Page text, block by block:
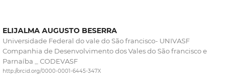
ELIJALMA AUGUSTO BESERRA
Universidade Federal do vale do São francisco- UNIVASF
Companhia de Desenvolvimento dos Vales do São francisco e
Parnaíba _ CODEVASF
http://orcid.org/0000-0001-6445-347X